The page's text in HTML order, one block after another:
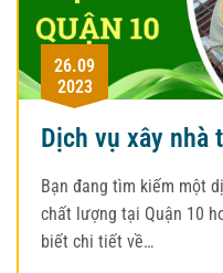
26.09
2023
Dịch vụ xây nhà
Bạn đang tìm kiếm một
chất lượng tại Quận 10
biết chi tiết về…